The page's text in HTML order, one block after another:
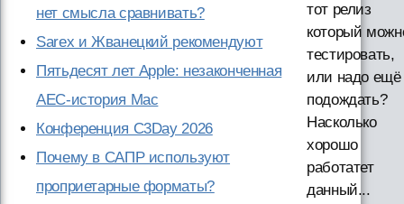
нет смысла сравнивать?
Sarex и Жванецкий рекомендуют
Пятьдесят лет Apple: незаконченная
AEC-история Mac
Конференция C3Day 2026
Почему в САПР используют
проприетарные форматы?
тот релиз
который
тестировать,
или надо ещё
подождать?
Насколько
хорошо
работатет
данный...